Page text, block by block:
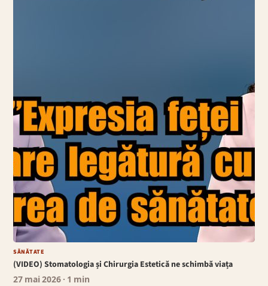
SĂNĂTATE
(VIDEO) Stomatologia și Chirurgia Estetică ne schimbă viața
27 mai 2026 · 1 min